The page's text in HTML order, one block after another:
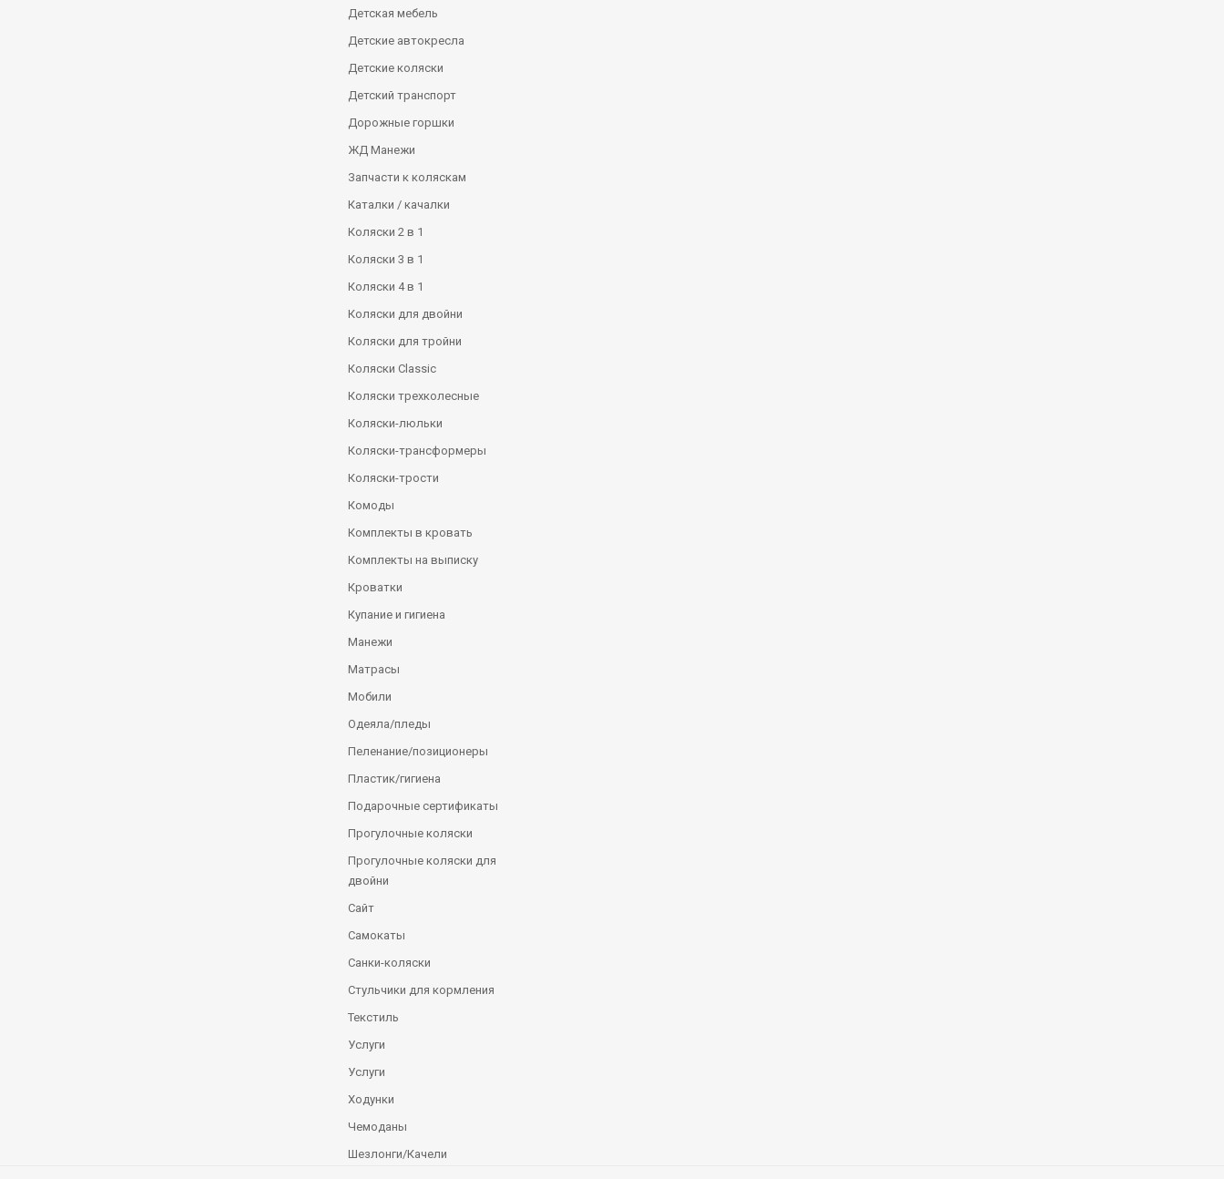
Детская мебель
Детские автокресла
Детские коляски
Детский транспорт
Дорожные горшки
ЖД Манежи
Запчасти к коляскам
Каталки / качалки
Коляски 2 в 1
Коляски 3 в 1
Коляски 4 в 1
Коляски для двойни
Коляски для тройни
Коляски Сlassic
Коляски трехколесные
Коляски-люльки
Коляски-трансформеры
Коляски-трости
Комоды
Комплекты в кровать
Комплекты на выписку
Кроватки
Купание и гигиена
Манежи
Матрасы
Мобили
Одеяла/пледы
Пеленание/позиционеры
Пластик/гигиена
Подарочные сертификаты
Прогулочные коляски
Прогулочные коляски для
двойни
Сайт
Самокаты
Санки-коляски
Стульчики для кормления
Текстиль
Услуги
Услуги
Ходунки
Чемоданы
Шезлонги/Качели